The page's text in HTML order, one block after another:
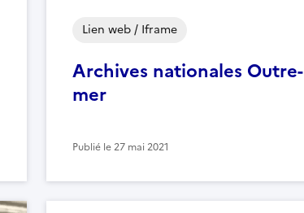
Archives nationales Outre-
mer
Lien web / Iframe
Publié le27 mai 2021